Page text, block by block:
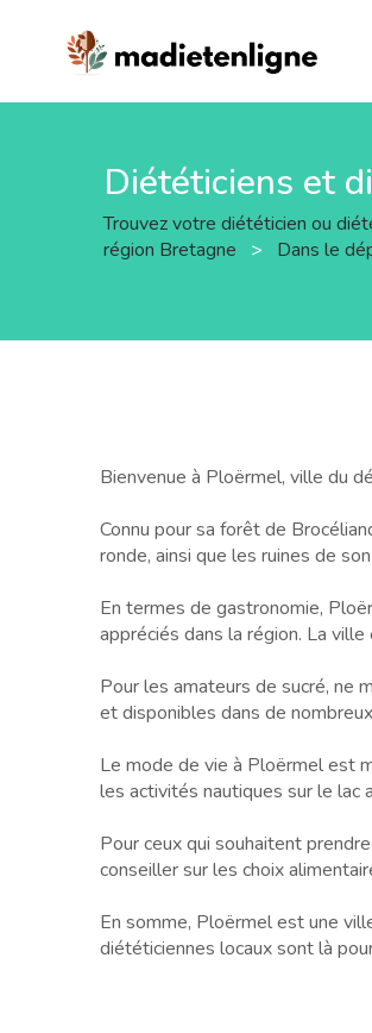
Diététiciens et
Trouvez votre diététicien ou
région Bretagne
> Dans le
Bienvenue à Ploërmel, ville du
Connu pour sa forêt de
ronde, ainsi que les ruines de
En termes de gastronomie,
appréciés dans la région. La
Pour les amateurs de sucré, ne
et disponibles dans de
Le mode de vie à Ploërmel est
les activités nautiques sur le lac
Pour ceux qui souhaitent
conseiller sur les choix
En somme, Ploërmel est une
diététiciennes locaux sont là